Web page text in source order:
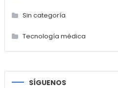
Sin categoría
Tecnología médica
SÍGUENOS